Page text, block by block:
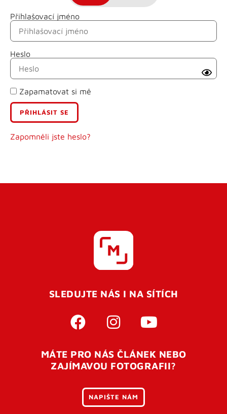
Přihlašovací jméno
Heslo
Zapamatovat si mě
Zapomněli jste heslo?
Jméno
Příjmení
E-mail
Uživatelské jméno
Pro úspěšné dokončení registrace je potřeba
vaší e-mailovouadresu. Po úspěšném odeslání
otevření tohoto odkazu se váš účet ověří a můžete se
přihlásit. Nezapomeňte zkontrolovat složku SPAM ve
SLEDUJTE NÁS I NA SÍTÍCH
MÁTE PRO NÁS ČLÁNEK NEBO
ZAJÍMAVOU FOTOGRAFII?
NAPIŠTE NÁM